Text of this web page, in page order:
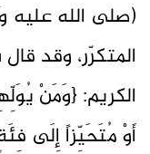
(صلى الله عليه
المتكرّر، وقد
الكريم: {وَمَنْ
أَوْ مُتَحَيِّزاً إِلَى